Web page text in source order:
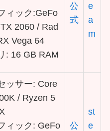
ィック:GeFo
2060 / Rad
Vega 64
: 16 GB RAM
公
式
e
a
m
ッサー: Core
/ Ryzen 5
ィック: GeFo
公
st
e